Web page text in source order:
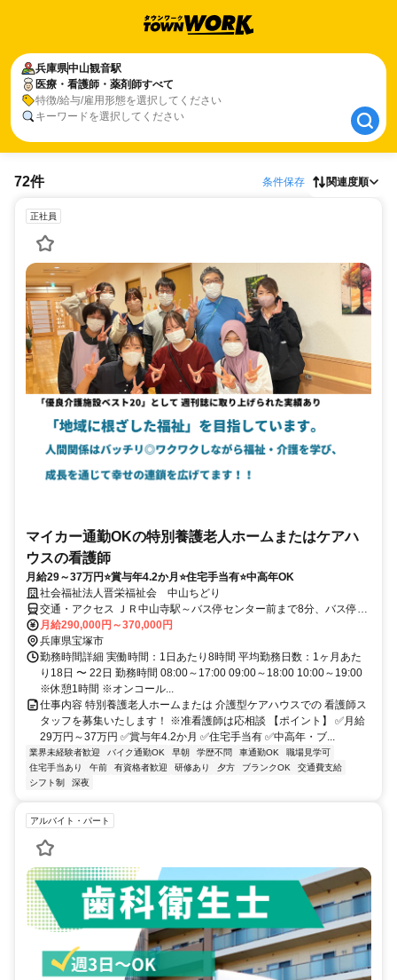
兵庫県中山観音駅
医療・看護師・薬剤師すべて
特徴/給与/雇用形態を選択してください
キーワードを選択してください
兵庫県中山観音駅
医療・看護師・薬剤師すべて
72件 条件保存 関連度順
正社員
マイカー通勤OKの特別養護老人ホームまたはケアハ
ウスの看護師
月給29～37万円⭐賞与年4.2か月⭐住宅手当有⭐中高年OK
社会福祉法人晋栄福祉会 中山ちどり
交通・アクセス ＪＲ中山寺駅～バス停センター前まで8分、バス停セ
ンター前から徒歩1分
月給290,000円～370,000円
兵庫県宝塚市
勤務時間詳細 実働時間：1日あたり8時間 平均勤務日数：1ヶ月あた
り18日 〜 22日 勤務時間 08:00～17:00 09:00～18:00 10:00～19:00
※休憩1時間 ※オンコール...
仕事内容 特別養護老人ホームまたは 介護型ケアハウスでの 看護師ス
タッフを募集いたします！ ※准看護師は応相談 【ポイント】 ✅月給
29万円～37万円 ✅賞与年4.2か月 ✅住宅手当有 ✅中高年・ブ...
業界未経験者歓迎 バイク通勤OK 早朝 学歴不問 車通勤OK
職場見学可
住宅手当あり
午前 有資格者歓迎 研修あり 夕方 ブランクOK
交通費支給
シフト制
深夜
アルバイト・パート